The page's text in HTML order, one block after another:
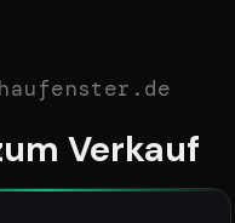
Verkauf